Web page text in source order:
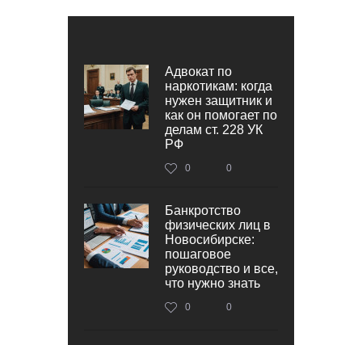
Адвокат по
наркотикам: когда
нужен защитник и
как он помогает по
делам ст. 228 УК
РФ
0 0
Банкротство
физических лиц в
Новосибирске:
пошаговое
руководство и все,
что нужно знать
0 0